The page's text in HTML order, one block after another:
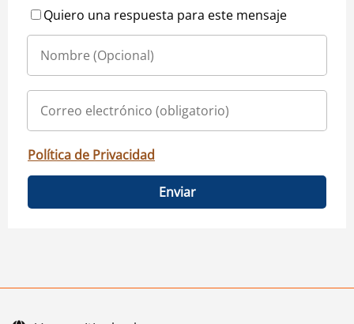
Quiero una respuesta para este mensaje
Política de Privacidad
Enviar